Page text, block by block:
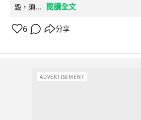
毀，須...
閱讀全文
6 分享
ADVERTISEMENT